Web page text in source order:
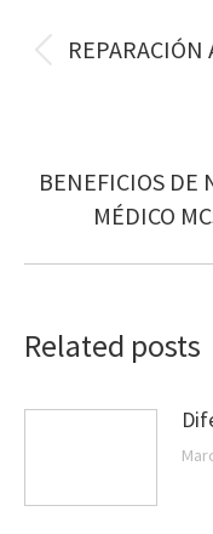
REPARACIÓN
BENEFICIOS DE
MÉDICO
Related posts